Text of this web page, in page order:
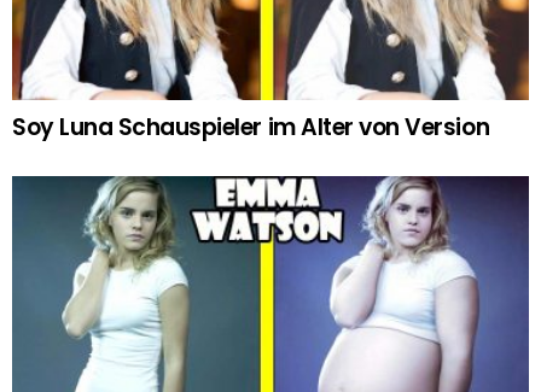
Soy Luna Schauspieler im Alter von Version